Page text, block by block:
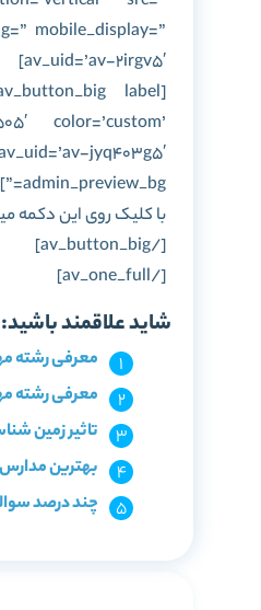
mobile_display=”
av_uid=’av-2irgv5′]
color=’custom’
jyq403g5′
admin_preview_bg=”]
با کلیک روی این دکمه
[/av_button_big]
[/av_one_full]
شاید علاقمند باشید:
معرفی رشته
معرفی رشته
تاثیر زمین
بهترین
چند درصد